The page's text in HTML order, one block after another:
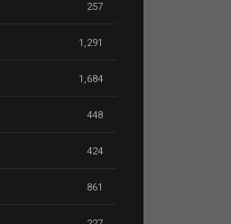
257
1,291
1,684
448
424
861